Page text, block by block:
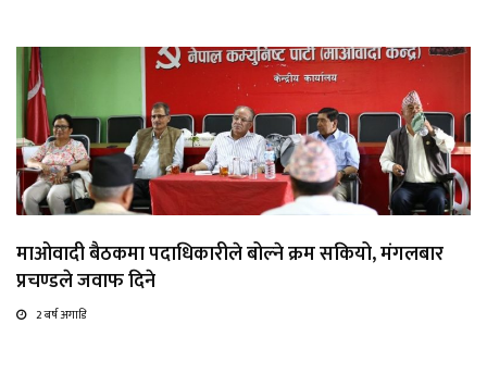
माओवादी बैठकमा पदाधिकारीले बोल्ने क्रम सकियो, मंगलबार
प्रचण्डले जवाफ दिने
2 बर्ष अगाडि